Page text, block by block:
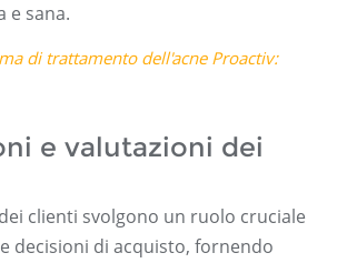
e sana.
di trattamento dell'acne Proactiv:
e valutazioni dei
clienti svolgono un ruolo cruciale
decisioni di acquisto, fornendo